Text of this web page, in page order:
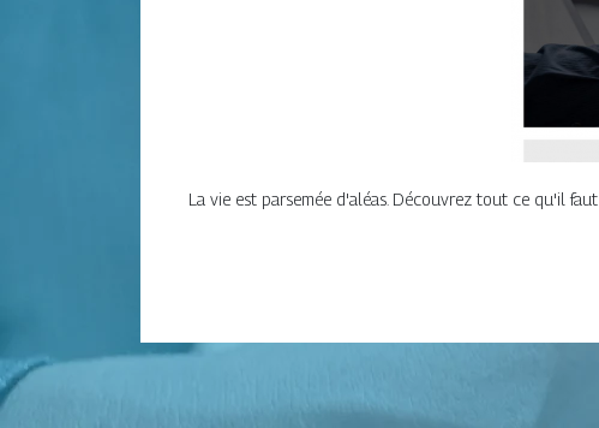
La vie est parsemée d'aléas. Découvrez tout ce qu'il